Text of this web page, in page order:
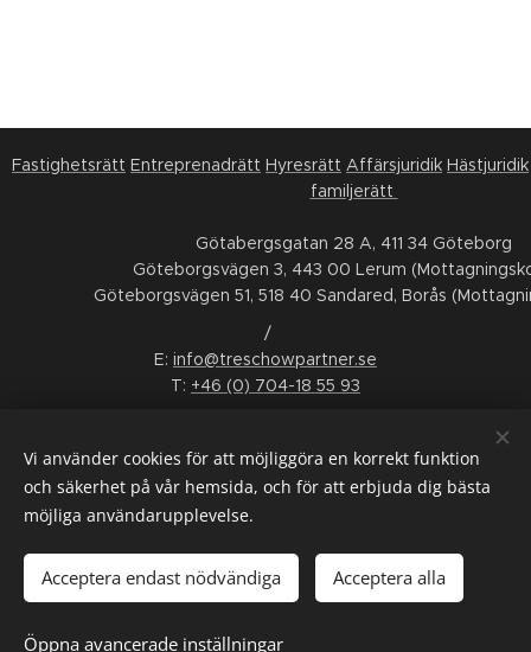
Fastighetsrätt Entreprenadrätt Hyresrätt Affärsjuridik Hästjuridik
familjerätt
Götabergsgatan 28 A, 411 34 Göteborg
Göteborgsvägen 3, 443 00 Lerum
Göteborgsvägen 51, 518 40 Sandared, Borås
/
E: info@treschowpartner.se
T: +46 (0) 704-18 55 93
LinkedIn Facebook Instagram Youtube
INTERGRITETSPOLICY
SMS-VILLKOR
Vi använder cookies för att möjliggöra en korrekt funktion
och säkerhet på vår hemsida, och för att erbjuda dig bästa
möjliga användarupplevelse.
Acceptera endast nödvändiga Acceptera alla
Öppna avancerade inställningar